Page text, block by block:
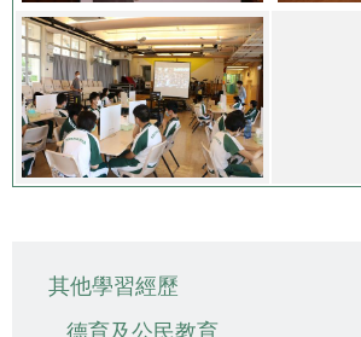
navigation
其他學習經歷
德育及公民教育